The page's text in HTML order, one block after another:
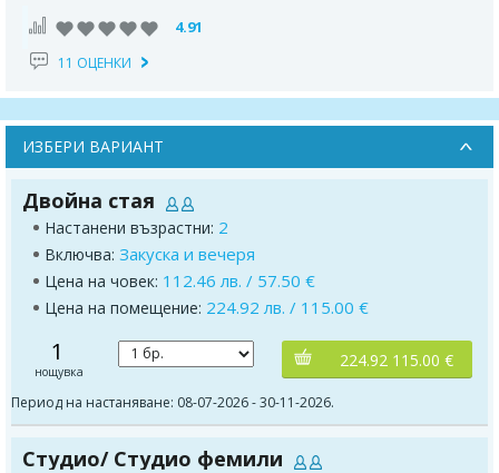
4.91
11 ОЦЕНКИ
ИЗБЕРИ ВАРИАНТ
Двойна стая
Настанени възрастни: 2
Включва: Закуска и вечеря
Цена на човек: 112.46 лв. / 57.50 €
Цена на помещение: 224.92 лв. / 115.00 €
1
нощувка
224.92 115.00 €
Период на настаняване: 08-07-2026 - 30-11-2026.
Студио/ Студио фемили